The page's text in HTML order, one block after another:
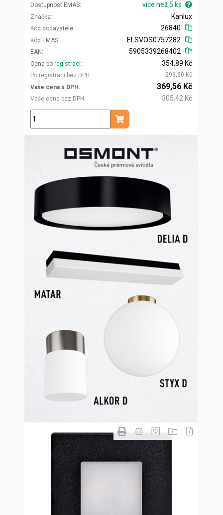
Dostupnost EMAS více než 5 ks
Značka
Kód dodavatele
Kanlux
26840
Kód EMAS
EAN
ELSVOS0757282
5905339268402
Cena po registraci
Po registraci bez DPH
354,89 Kč
293,30 Kč
Vaše cena s DPH
Vaše cena bez DPH
369,56 Kč
305,42 Kč
ks
Přidat do košíku